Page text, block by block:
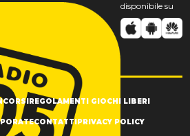
disponibile su
REGOLAMENTI GIOCHI LIBERI
CONTATTI PRIVACY POLICY